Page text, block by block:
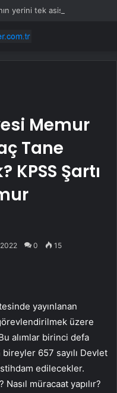
Memur
Tane
KPSS Şartı
2022 0 15
yayınlanan
üzere
alımlar birinci defa
657 sayılı Devlet
edilecekler.
müracaat yapılır?